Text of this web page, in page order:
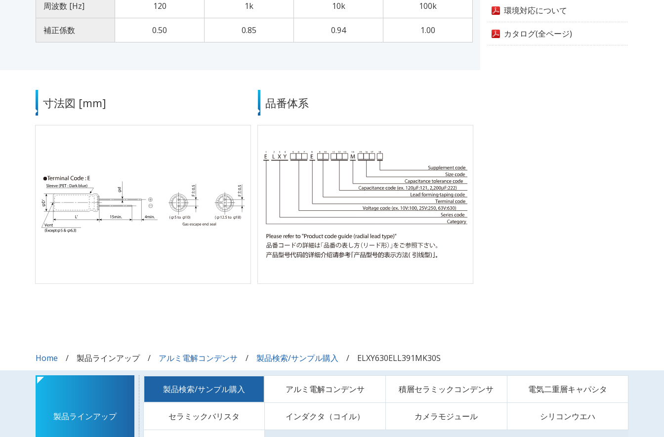
周波数 [Hz] 120 1k 10k 100k
補正係数 0.50 0.85 0.94 1.00
寸法図 [mm] 品番体系
環境対応について
カタログ(全ページ)
Home 製品ラインアップ アルミ電解コンデンサ 製品検索/サンプル購入 ELXY630ELL391MK30S
製品ラインアップ
製品検索/サンプル購入 アルミ電解コンデンサ 積層セラミックコンデンサ 電気二重層キャパシタ
セラミックバリスタ インダクタ（コイル） カメラモジュール シリコンウエハ